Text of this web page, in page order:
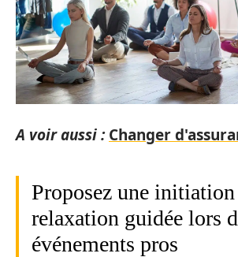
A voir aussi : Changer
Proposez une initiation
relaxation guidée lors
événements pros